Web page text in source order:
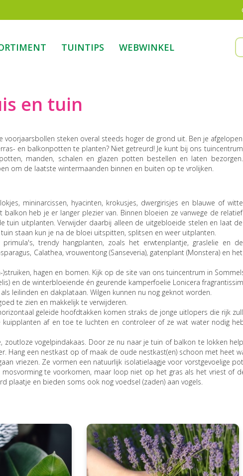
TUINTIPS WEBWINKEL
en tuin
steken overal steeds hoger de grond uit. Ben je afgelopen
en balkonpotten te planten? Niet getreurd! Je kunt bij ons tuincentrum
manden, schalen en glazen potten bestellen en laten bezorgen.
om de laatste wintermaanden binnen en buiten op te vrolijken.
mininarcissen, hyacinten, krokusjes, dwergirisjes en blauwe of witte
heb je er langer plezier van. Binnen bloeien ze vanwege de relatief
uitplanten. Verwijder daarbij alleen de uitgebloeide stelen en laat de
staan kun je na de bloei uitspitten, splitsen en weer uitplanten.
trendy hangplanten, zoals het erwtenplantje, graslelie en de
Calathea, vrouwentong (Sanseveria), gatenplant (Monstera) en het
hagen en bomen. Kijk op de site van ons tuincentrum in
en de winterbloeiende én geurende kamperfoelie Lonicera
leilinden en dakplataan. Wilgen kunnen nu nog geknot worden.
te zien en makkelijk te verwijderen.
geleide hoofdtakken komen straks de jonge uitlopers die rijk
af en toe te luchten en controleer of ze wat water nodig
zoutloze vogelpindakaas. Door ze nu naar je tuin of balkon te lokken
Hang een nestkast op of maak de oude nestkast(en) schoon met heet
vriezen. Ze vormen een natuurlijk isolatielaagje voor vorstgevoelige
mosvorming te voorkomen, maar loop niet op het gras als het vriest of
plaatje en bieden soms ook nog voedsel (zaden) aan vogels.